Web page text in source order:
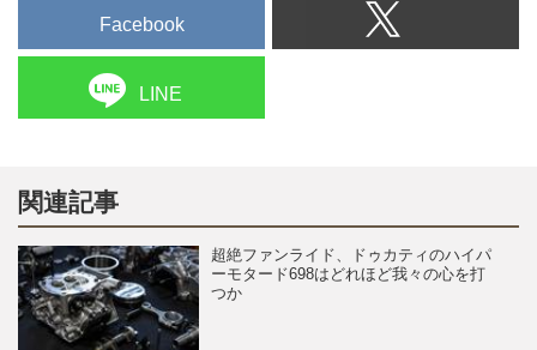
Facebook
LINE
関連記事
超絶ファンライド、ドゥカティのハイパ
ーモタード698はどれほど我々の心を打
つか